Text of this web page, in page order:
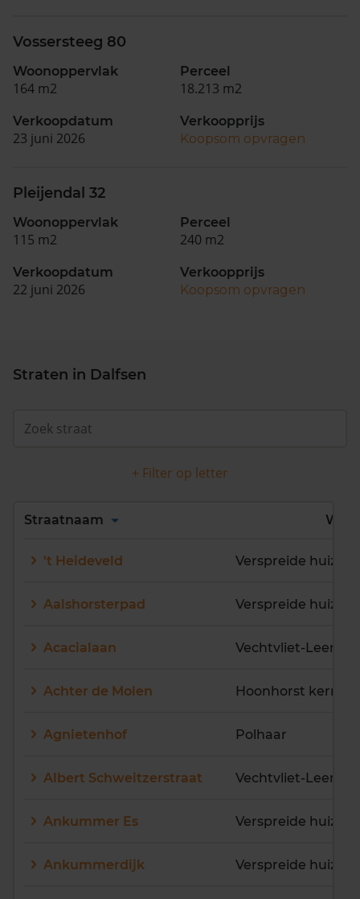
Vossersteeg 80
Woonoppervlak
164 m2
Perceel
18.213 m2
Verkoopdatum
23 juni 2026
Verkoopprijs
Koopsom opvragen
Pleijendal 32
Woonoppervlak
115 m2
Perceel
240 m2
Verkoopdatum
22 juni 2026
Verkoopprijs
Koopsom opvragen
Straten in Dalfsen
+ Filter op letter
Alles
Q
R S U
V
Straatnaam Wijk
't Heideveld
Aalshorsterpad Verspreide huizen
Acacialaan Vechtvliet-
Achter de Molen Hoonhorst kern
Agnietenhof Polhaar
Albert Schweitzerstraat Vechtvliet-
Ankummer Es
Ankummerdijk